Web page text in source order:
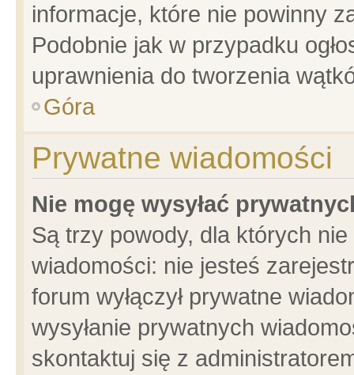
informacje, które nie powinny
Podobnie jak w przypadku
uprawnienia do tworzenia
Góra
Prywatne wiadomości
Nie mogę wysyłać
Są trzy powody, dla których
wiadomości: nie jesteś
forum wyłączył prywatne
wysyłanie prywatnych
skontaktuj się z